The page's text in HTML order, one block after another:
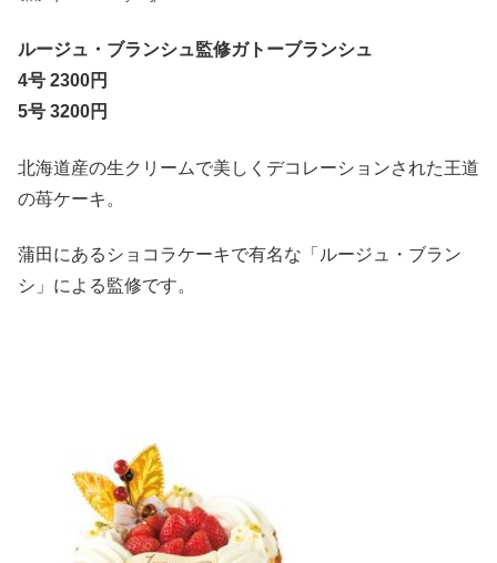
ルージュ・ブランシュ監修ガトーブランシュ
4号 2300円
5号 3200円
北海道産の生クリームで美しくデコレーションされた王道
の苺ケーキ。
蒲田にあるショコラケーキで有名な「ルージュ・ブラン
シ」による監修です。